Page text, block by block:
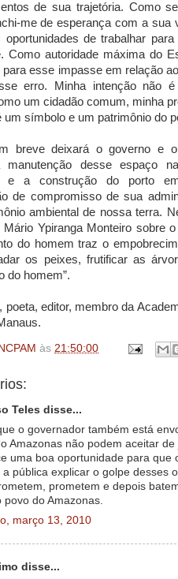
de sua trajetória. Como
me de esperança com a sua
oportunidades de trabalhar
Como autoridade máxima do
para esse impasse em relação
erro. Minha intenção não
um cidadão comum, minha
um símbolo e um patrimônio do
breve deixará o governo e
manutenção desse espaço
e a construção do porto
de compromisso de sua
ambiental de nossa terra.
Ypiranga Monteiro sobre
do homem traz o
os peixes, frutificar as
do homem”.
poeta, editor, membro da
às 21:50:00
Teles disse...
o governador também está
Amazonas não podem aceitar
uma boa oportunidade para que
a pública explicar o golpe desses
prometem e depois
povo do Amazonas.
março 13, 2010
disse...